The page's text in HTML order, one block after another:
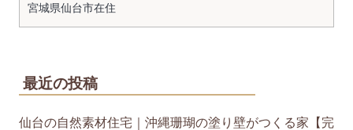
宮城県仙台市在住
最近の投稿
仙台の自然素材住宅｜沖縄珊瑚の塗り壁がつくる家【完